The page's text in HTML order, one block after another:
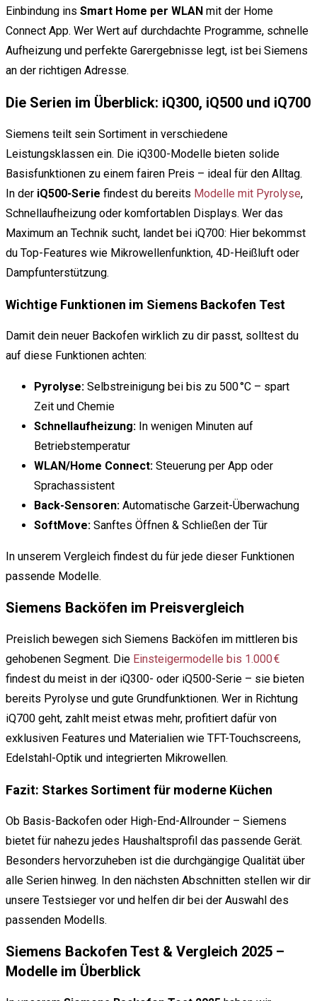
Einbindung ins Smart Home per WLAN mit der Home
Connect App. Wer Wert auf durchdachte Programme, schnelle
Aufheizung und perfekte Garergebnisse legt, ist bei Siemens
an der richtigen Adresse.
Die Serien im Überblick: iQ300, iQ500 und iQ700
Siemens teilt sein Sortiment in verschiedene
Leistungsklassen ein. Die iQ300-Modelle bieten solide
Basisfunktionen zu einem fairen Preis – ideal für den Alltag.
In der iQ500-Serie findest du bereits Modelle mit Pyrolyse,
Schnellaufheizung oder komfortablen Displays. Wer das
Maximum an Technik sucht, landet bei iQ700: Hier bekommst
du Top-Features wie Mikrowellenfunktion, 4D-Heißluft oder
Dampfunterstützung.
Wichtige Funktionen im Siemens Backofen Test
Damit dein neuer Backofen wirklich zu dir passt, solltest du
auf diese Funktionen achten:
Pyrolyse: Selbstreinigung bei bis zu 500 °C – spart
Zeit und Chemie
Schnellaufheizung: In wenigen Minuten auf
Betriebstemperatur
WLAN/Home Connect: Steuerung per App oder
Sprachassistent
Back-Sensoren: Automatische Garzeit-Überwachung
SoftMove: Sanftes Öffnen & Schließen der Tür
In unserem Vergleich findest du für jede dieser Funktionen
passende Modelle.
Siemens Backöfen im Preisvergleich
Preislich bewegen sich Siemens Backöfen im mittleren bis
gehobenen Segment. Die Einsteigermodelle bis 1.000 €
findest du meist in der iQ300- oder iQ500-Serie – sie bieten
bereits Pyrolyse und gute Grundfunktionen. Wer in Richtung
iQ700 geht, zahlt meist etwas mehr, profitiert dafür von
exklusiven Features und Materialien wie TFT-Touchscreens,
Edelstahl-Optik und integrierten Mikrowellen.
Fazit: Starkes Sortiment für moderne Küchen
Ob Basis-Backofen oder High-End-Allrounder – Siemens
bietet für nahezu jedes Haushaltsprofil das passende Gerät.
Besonders hervorzuheben ist die durchgängige Qualität über
alle Serien hinweg. In den nächsten Abschnitten stellen wir dir
unsere Testsieger vor und helfen dir bei der Auswahl des
passenden Modells.
Siemens Backofen Test & Vergleich 2025 –
Modelle im Überblick